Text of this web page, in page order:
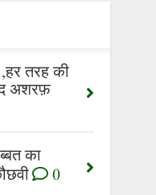
तरह की
अशरफ़
का
0